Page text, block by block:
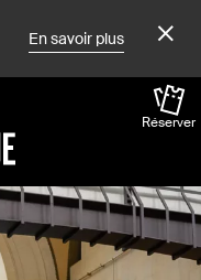
En savoir plus
Réserver